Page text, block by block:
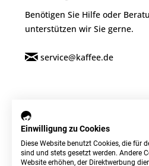
Benötigen Sie Hilfe oder
unterstützen wir Sie gerne.
service@kaffee.de
Einwilligung zu Cookies
Diese Website benutzt Cookies, die für
sind und stets gesetzt werden. Andere
Website erhöhen, der Direktwerbung